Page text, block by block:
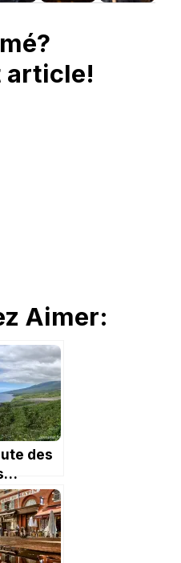
article!
Aimer:
des
Le
Brûlé à